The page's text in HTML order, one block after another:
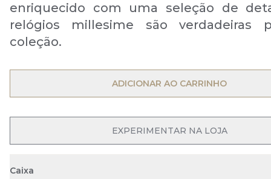
enriquecido com uma seleção de
relógios millesime são verdadeiras
coleção.
OPEN MENU
ADICIONAR AO CARRINHO
OPEN MENU
EXPERIMENTAR NA LOJA
Caixa